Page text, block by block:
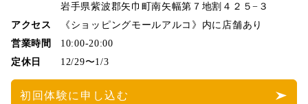
岩手県紫波郡矢巾町南矢幅第７地割４２５−３
アクセス
《ショッピングモールアルコ》内に店舗あり
営業時間
10:00-20:00
定休日
12/29〜1/3
初回体験に申し込む